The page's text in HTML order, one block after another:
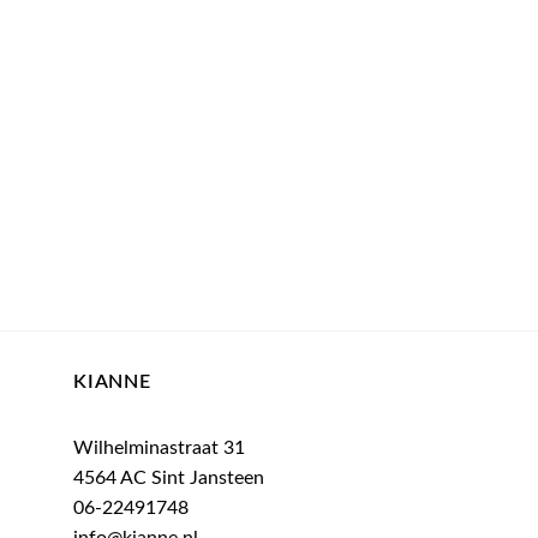
KIANNE
Wilhelminastraat 31
4564 AC Sint Jansteen
06-22491748